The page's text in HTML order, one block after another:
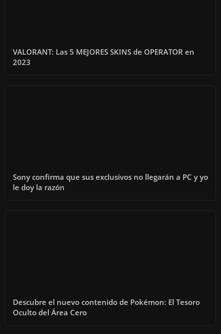
VALORANT: Las 5 MEJORES SKINS de OPERATOR en
2023
Sony confirma que sus exclusivos no llegarán a PC y yo
le doy la razón
Descubre el nuevo contenido de Pokémon: El Tesoro
Oculto del Área Cero